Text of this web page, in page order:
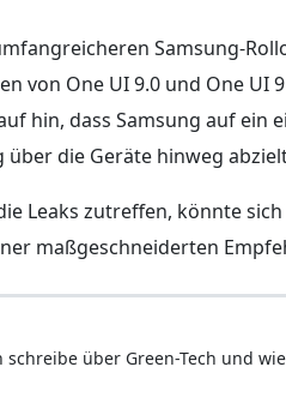
Samsung-
von One UI 9.0 und One UI
hin, dass Samsung auf ein
die Geräte hinweg
Leaks zutreffen, könnte
maßgeschneiderten
über Green-Tech und